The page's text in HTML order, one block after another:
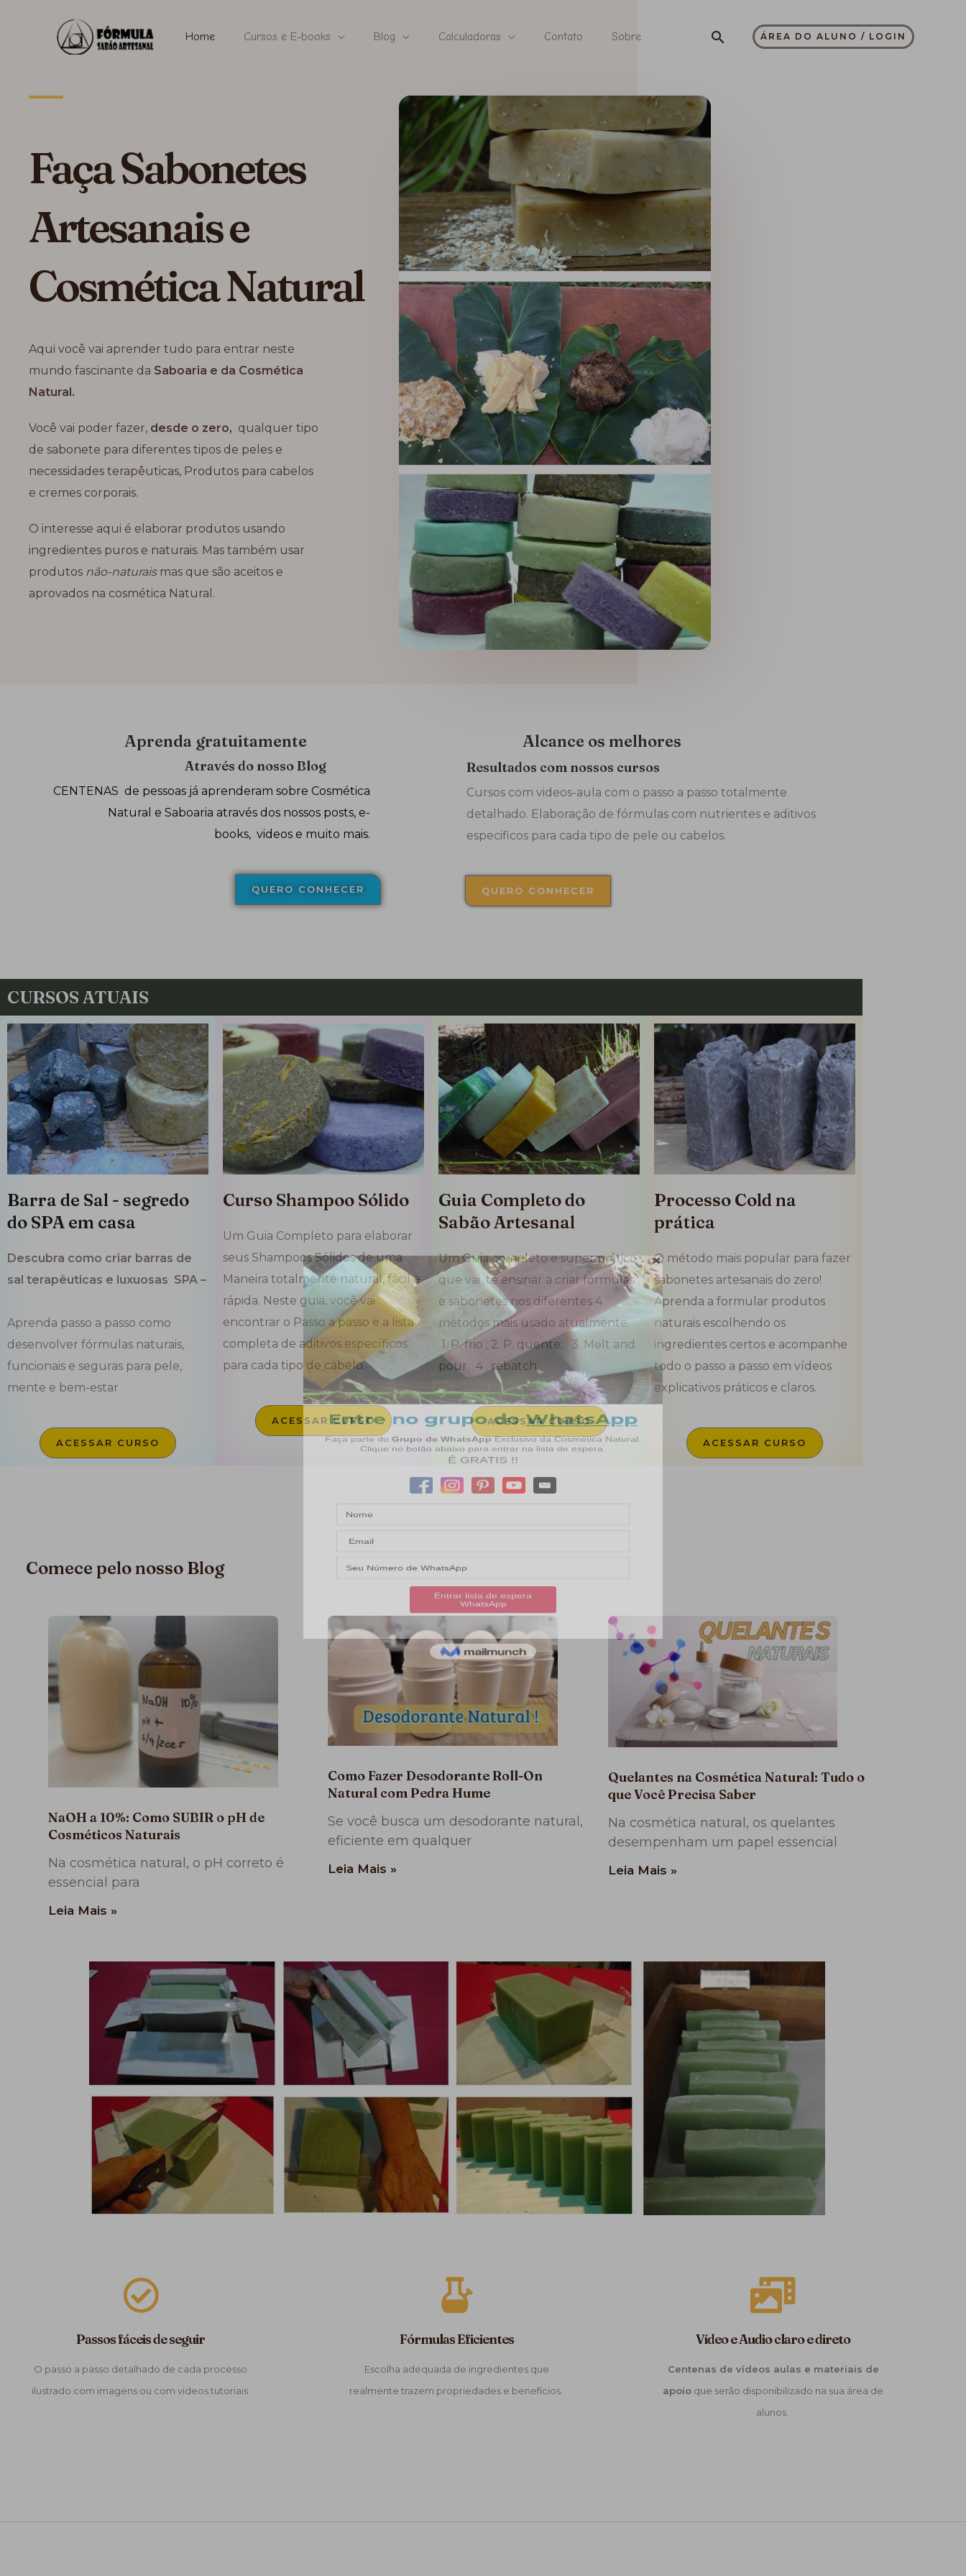
Home Cursos e E-books Blog Calculadoras Contato Sobre PesquisarÁREA DO ALUNO / LOGIN
Faça Sabonetes
Artesanais e
Cosmética Natural
Aqui você vai aprender tudo para entrar neste
mundo fascinante da Saboaria e da Cosmética
Natural.
Você vai poder fazer, desde o zero, qualquer tipo
de sabonete para diferentes tipos de peles e
necessidades terapêuticas, Produtos para cabelos
e cremes corporais.
O interesse aqui é elaborar produtos usando
ingredientes puros e naturais. Mas também usar
produtos não-naturaismas que são aceitos e
aprovados na cosmética Natural.
Aprenda gratuitamente
Através do nosso Blog
CENTENAS de pessoas já aprenderam sobre Cosmética
Natural e Saboaria através dos nossos posts, e-
books, videos e muito mais.
QUERO CONHECER
Alcance os melhores
Resultados com nossos cursos
Cursos com videos-aula com o passo a passo totalmente
detalhado. Elaboração de fórmulas com nutrientes e aditivos
especificos para cada tipo de pele ou cabelos.
QUERO CONHECER
CURSOS ATUAIS
Barra de Sal - segredo
do SPA em casa
Descubra como criar barras de
sal terapêuticas e luxuosas SPA –
Aprenda passo a passo como
desenvolver fórmulas naturais,
funcionais e seguras para pele,
mente e bem-estar
ACESSAR CURSO
Curso Shampoo Sólido
Um Guia Completo para elaborar
seus Shampoos Sólidos de uma
Maneira totalmente natural, fácil e
rápida. Neste guia, você vai
encontrar o Passo a passo e a lista
completa de aditivos específicos
para cada tipo de cabelo.
ACESSAR CURSO
Guia Completo do
Sabão Artesanal
Um Guia completo e super prático
que vai te ensinar a criar fórmulas
e sabonetes nos diferentes 4
métodos mais usado atualmente.
1. P. frio ; 2. P. quente; 3. Melt and
pour 4 . rebatch
ACESSAR CURSO
Processo Cold na
prática
O método mais popular para fazer
sabonetes artesanais do zero!
Aprenda a formular produtos
naturais escolhendo os
ingredientes certos e acompanhe
todo o passo a passo em vídeos
explicativos práticos e claros.
ACESSAR CURSO
Comece pelo nosso Blog
NaOH a 10%: Como SUBIR o pH de
Cosméticos Naturais
Na cosmética natural, o pH correto é
essencial para
Leia Mais »
Como Fazer Desodorante Roll-On
Natural com Pedra Hume
Se você busca um desodorante natural,
eficiente em qualquer
Leia Mais »
Quelantes na Cosmética Natural: Tudo o
que Você Precisa Saber
Na cosmética natural, os quelantes
desempenham um papel essencial
Leia Mais »
Passos fáceis de seguir
O passo a passo detalhado de cada processo
ilustrado com imagens ou com videos tutoriais
Fórmulas Eficientes
Escolha adequada de ingredientes que
realmente trazem propriedades e benefícios.
Vídeo e Audio claro e direto
Centenas de vídeos aulas e materiais de
apoio que serão disponibilizado na sua área de
alunos.